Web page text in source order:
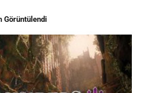
Görüntülendi